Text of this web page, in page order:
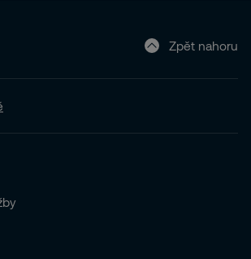
Zpět nahoru